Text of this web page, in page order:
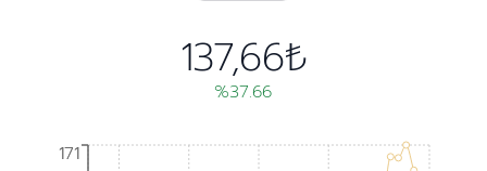
137,66₺
%37.66
171
171